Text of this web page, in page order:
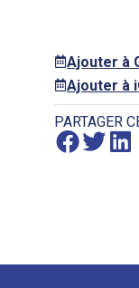
Ajouter à
Ajouter à
PARTAGER